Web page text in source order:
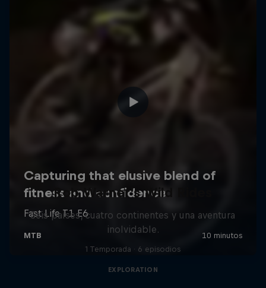
Rob Warner’s Wild Rides
Seis países, cuatro continentes y una aventura
inolvidable.
1 Temporada · 6 episodios
EXPLORATION